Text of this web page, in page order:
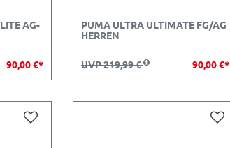
AG-
90,00 €*
PUMA ULTRA ULTIMATE FG/AG
HERREN
UVP 219,99 € 90,00 €*